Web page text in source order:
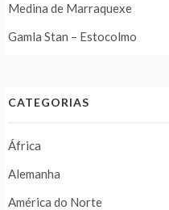
Medina de Marraquexe
Gamla Stan – Estocolmo
CATEGORIAS
África
Alemanha
América do Norte